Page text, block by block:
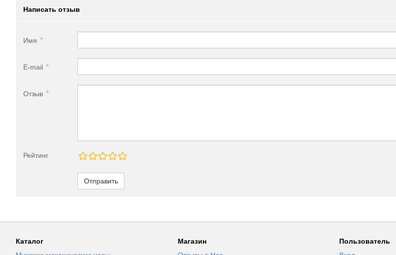
Написать отзыв
Имя
E-mail
Отзыв
Рейтинг
Отправить
Каталог
Магазин
Пользователь